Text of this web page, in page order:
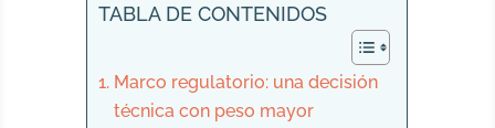
TABLA DE CONTENIDOS
Marco regulatorio: una decisión
técnica con peso mayor